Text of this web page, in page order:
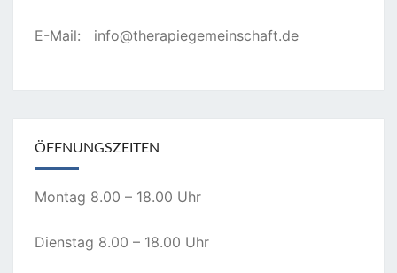
E-Mail: info@therapiegemeinschaft.de
ÖFFNUNGSZEITEN
Montag 8.00 – 18.00 Uhr
Dienstag 8.00 – 18.00 Uhr